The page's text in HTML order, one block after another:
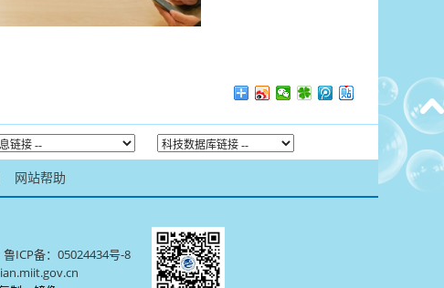
网站帮助
鲁ICP备：05024434号-8